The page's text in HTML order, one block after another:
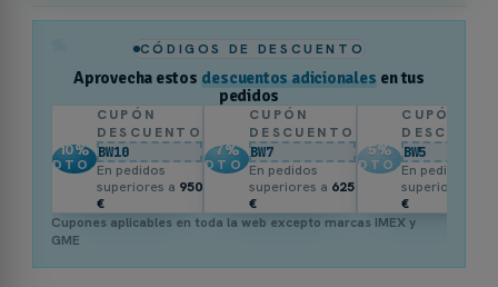
CÓDIGOS DE DESCUENTO
Aprovecha estos descuentos adicionales en tus
pedidos
10%
DTO.
CUPÓN
DESCUENTO
BW10
En pedidos
superiores a 950
€
7%
DTO.
CUPÓN
DESCUENTO
BW7
En pedidos
superiores a 625
€
5%
DTO.
CUPÓN
BW5
En pedidos
superiores a
€
Cupones aplicables en toda la web excepto marcas IMEX y
GME